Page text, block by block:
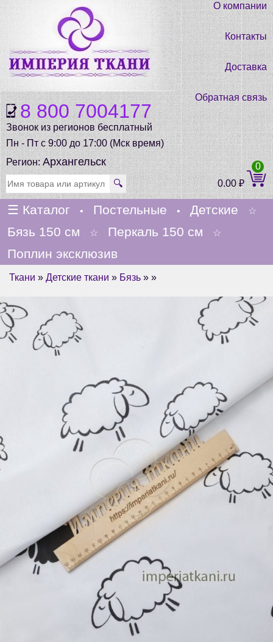
8 800 7004177
Звонок из регионов бесплатный
Пн - Пт с 9:00 до 17:00 (Мск время)
О компании
Контакты
Доставка
Обратная связь
Регион:Архангельск
🔍 0.00₽
0
☰ Каталог • Постельные • Детские ☆
Бязь 150 см ☆ Перкаль 150 см ☆
Поплин эксклюзив
Ткани » Детские ткани » Бязь » »